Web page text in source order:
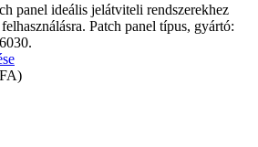
panel ideális jelátviteli rendszerekhez
Patch panel típus, gyártó: